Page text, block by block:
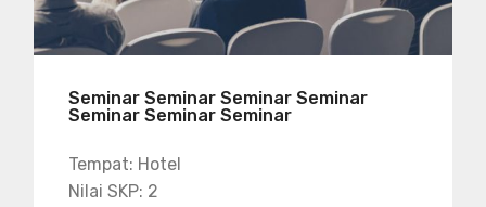
Seminar Seminar Seminar Seminar
Seminar Seminar Seminar
Tempat: Hotel
Nilai SKP: 2